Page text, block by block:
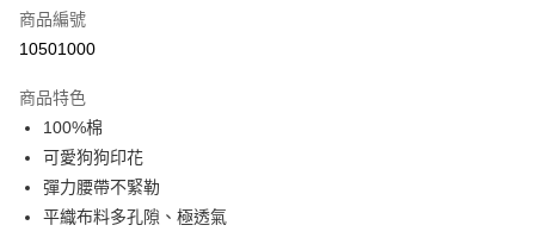
超商取貨付款
街口支付
悠遊付
AFTEE先享後付
商品編號
10501000
商品特色
100%棉
可愛狗狗印花
彈力腰帶不緊勒
平織布料多孔隙、極透氣